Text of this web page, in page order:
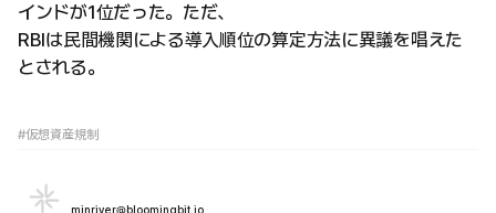
インドが1位だった。ただ、
RBIは民間機関による導入順位の算定方法に異議を唱えた
とされる。
#仮想資産規制
minriver@bloomingbit.io